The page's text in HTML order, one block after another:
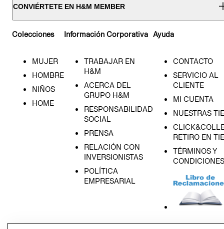
CONVIÉRTETE EN H&M MEMBER
Colecciones
MUJER
HOMBRE
NIÑOS
HOME
Información Corporativa
TRABAJAR EN
H&M
ACERCA DEL
GRUPO H&M
RESPONSABILIDAD
SOCIAL
PRENSA
RELACIÓN CON
INVERSIONISTAS
POLÍTICA
EMPRESARIAL
Ayuda
CONTACTO
SERVICIO AL
CLIENTE
MI CUENTA
NUESTRAS
RETIRO EN
TÉRMINOS Y
CONDICIONES